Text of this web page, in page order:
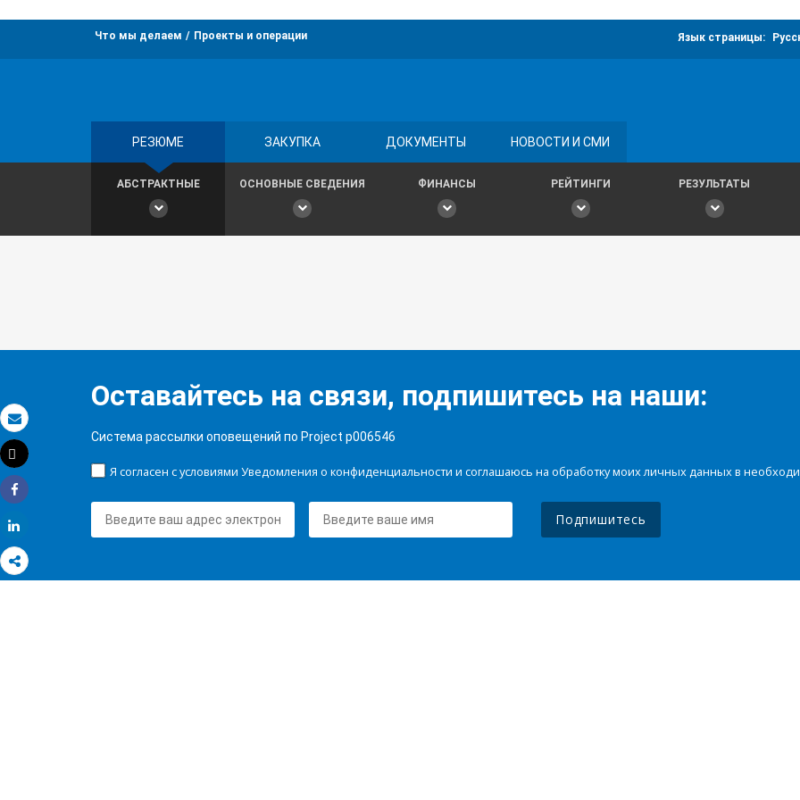
Электронная почта
Распечатать
Tweet
Share
Что мы делаем Проекты и операции Язык страницы:
РЕЗЮМЕ ЗАКУПКА ДОКУМЕНТЫ НОВОСТИ И СМИ
АБСТРАКТНЫЕ ОСНОВНЫЕ СВЕДЕНИЯ ФИНАНСЫ РЕЙТИНГИ РЕЗУЛЬТАТЫ
Оставайтесь на связи, подпишитесь на наши:
Система рассылки оповещений по Project p006546
Я согласен с условиями Уведомления о конфиденциальности и соглашаюсь на обработку моих личных данных в
Подпишитесь